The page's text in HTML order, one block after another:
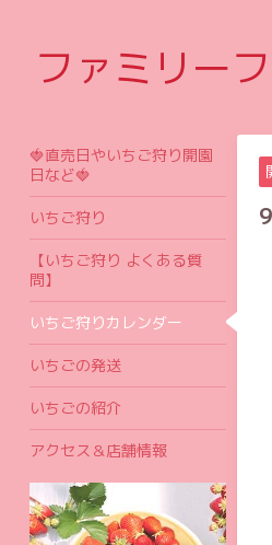
ファミリー
🍓直売日やいちご狩り開園
日など🍓
いちご狩り
【いちご狩り よくある質
問】
いちご狩りカレンダー
いちごの発送
いちごの紹介
アクセス＆店舗情報